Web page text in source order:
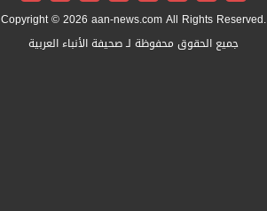
Copyright © 2026 aan-news.com All Rights Reserved.
جميع الحقوق محفوظة لـ صحيفة الأنباء العربية